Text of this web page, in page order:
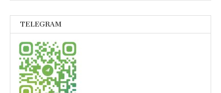
TELEGRAM